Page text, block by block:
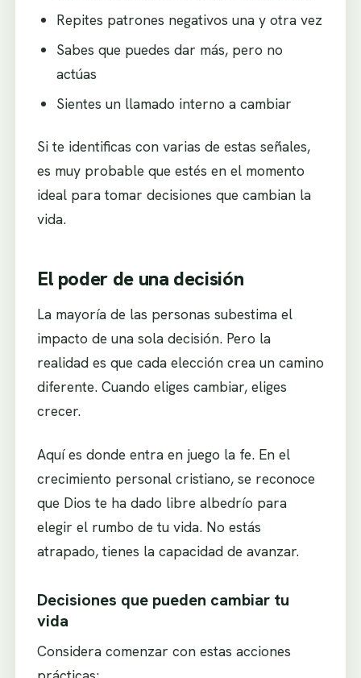
Repites patrones negativos una y otra vez
Sabes que puedes dar más, pero no
actúas
Sientes un llamado interno a cambiar
Si te identificas con varias de estas señales,
es muy probable que estés en el momento
ideal para tomar decisiones que cambian la
vida.
El poder de una decisión
La mayoría de las personas subestima el
impacto de una sola decisión. Pero la
realidad es que cada elección crea un camino
diferente. Cuando eliges cambiar, eliges
crecer.
Aquí es donde entra en juego la fe. En el
crecimiento personal cristiano, se reconoce
que Dios te ha dado libre albedrío para
elegir el rumbo de tu vida. No estás
atrapado, tienes la capacidad de avanzar.
Decisiones que pueden cambiar tu
vida
Considera comenzar con estas acciones